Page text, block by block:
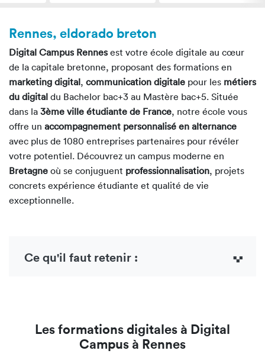
Rennes, eldorado breton
Digital Campus Rennesest votre école digitale au cœur
de la capitale bretonne, proposant des formations en
marketing digital, communication digitale pour les métiers
du digital du Bachelor bac+3 au Mastère bac+5. Située
dans la 3ème ville étudiante de France, notre école vous
offre un accompagnement personnalisé en alternance
avec plus de 1080 entreprises partenaires pour révéler
votre potentiel. Découvrez un campus moderne en
Bretagne où se conjuguent professionnalisation, projets
concrets expérience étudiante et qualité de vie
exceptionnelle.
Ce qu'il faut retenir :
Les formations digitales à Digital
Campus à Rennes